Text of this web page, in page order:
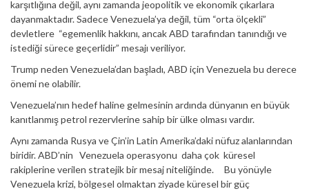
karşıtlığına değil, aynı zamanda jeopolitik ve ekonomik çıkarlara
dayanmaktadır. Sadece Venezuela’ya değil, tüm “orta ölçekli”
devletlere “egemenlik hakkını, ancak ABD tarafından tanındığı ve
istediği sürece geçerlidir” mesajı veriliyor.
Trump neden Venezuela’dan başladı, ABD için Venezuela bu derece
önemi ne olabilir.
Venezuela’nın hedef haline gelmesinin ardında dünyanın en büyük
kanıtlanmış petrol rezervlerine sahip bir ülke olması vardır.
Aynı zamanda Rusya ve Çin’in Latin Amerika’daki nüfuz alanlarından
biridir. ABD’nin Venezuela operasyonu daha çok küresel
rakiplerine verilen stratejik bir mesaj niteliğinde. Bu yönüyle
Venezuela krizi, bölgesel olmaktan ziyade küresel bir güç